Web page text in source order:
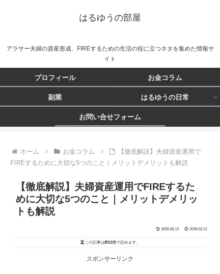
はるゆうの部屋
アラサー夫婦の資産形成、FIREするための生活の役に立つネタを集めた情報サ
イト
プロフィール お金コラム
副業 はるゆうの日常
お問い合せフォーム
ホーム お金コラム
【徹底解説】夫婦資産運用で
FIREするために大切な5つのこと｜メリットデメリットも解説
【徹底解説】夫婦資産運用でFIREするた
めに大切な5つのこと｜メリットデメリッ
トも解説
2026.06.13 2026.02.21
この記事は約12分で読めます。
スポンサーリンク